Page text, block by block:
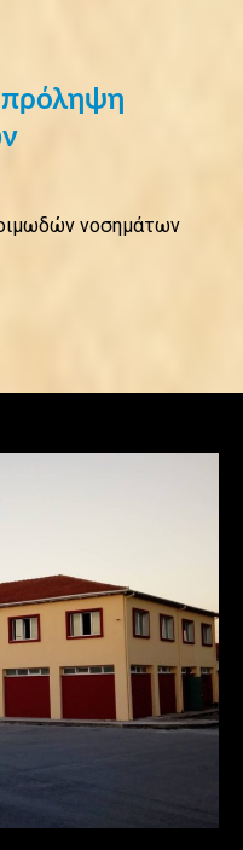
νοσημάτων